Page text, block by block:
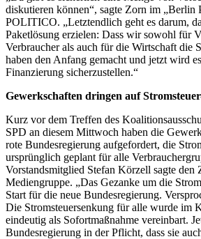
diskutieren können“, sagte Zorn im „Berlin
POLITICO. „Letztendlich geht es darum,
Paketlösung erzielen: Dass wir sowohl für
Verbraucher als auch für die Wirtschaft die
haben den Anfang gemacht und jetzt wird
Finanzierung sicherzustellen.“
Gewerkschaften dringen auf
Kurz vor dem Treffen des
SPD an diesem Mittwoch haben die
rote Bundesregierung aufgefordert, die
ursprünglich geplant für alle
Vorstandsmitglied Stefan Körzell sagte den
Mediengruppe. „Das Gezanke um die
Start für die neue Bundesregierung.
Die Stromsteuersenkung für alle wurde im
eindeutig als Sofortmaßnahme vereinbart.
Bundesregierung in der Pflicht, dass sie